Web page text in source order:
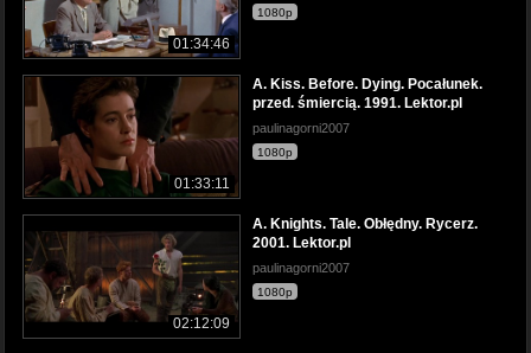
01:34:46
1080p
01:33:11
A. Kiss. Before. Dying. Pocałunek.
przed. śmiercią. 1991. Lektor.pl
paulinagorni2007
1080p
02:12:09
A. Knights. Tale. Obłędny. Rycerz.
2001. Lektor.pl
paulinagorni2007
1080p